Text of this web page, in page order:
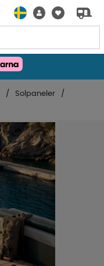
Solpaneler